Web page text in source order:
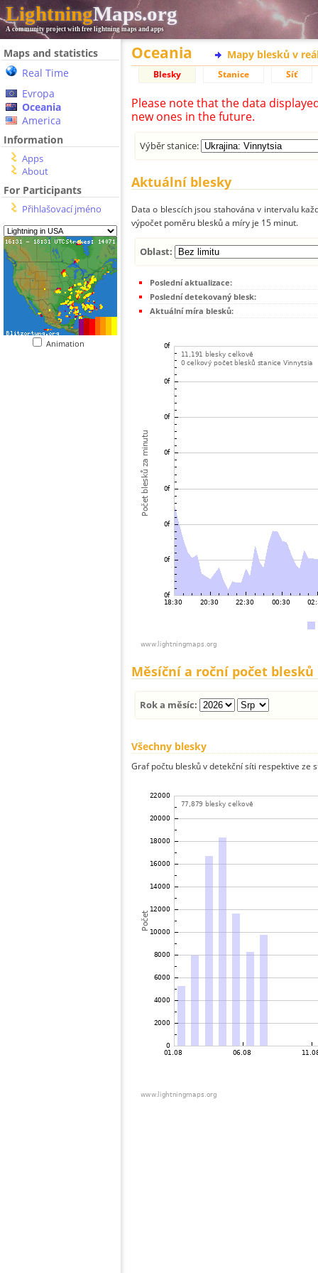
LightningMaps.org
A community project with free lightning maps and apps
Maps and statistics
Real Time
Evropa
Oceania
America
Information
Apps
About
For Participants
Přihlašovací jméno
Animation
Oceania Mapy blesků v
Blesky Stanice Síť
Please note that the data
new ones in the future.
Výběr stanice:
Aktuální blesky
Data o blescích jsou stahována v intervalu
výpočet poměru blesků a míry je 15 minut.
Oblast:
Poslední aktualizace:
Poslední detekovaný blesk:
Aktuální míra blesků:
Měsíční a roční počet blesků
Rok a měsíc:
Všechny blesky
Graf počtu blesků v detekční síti respektive ze